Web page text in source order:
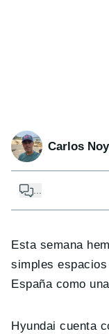
Carlos
...
Esta semana
simples
España como
Hyundai cuenta